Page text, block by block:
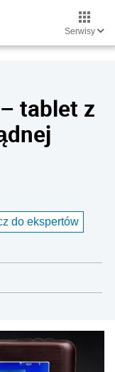
Serwisy
tablet z
do ekspertów